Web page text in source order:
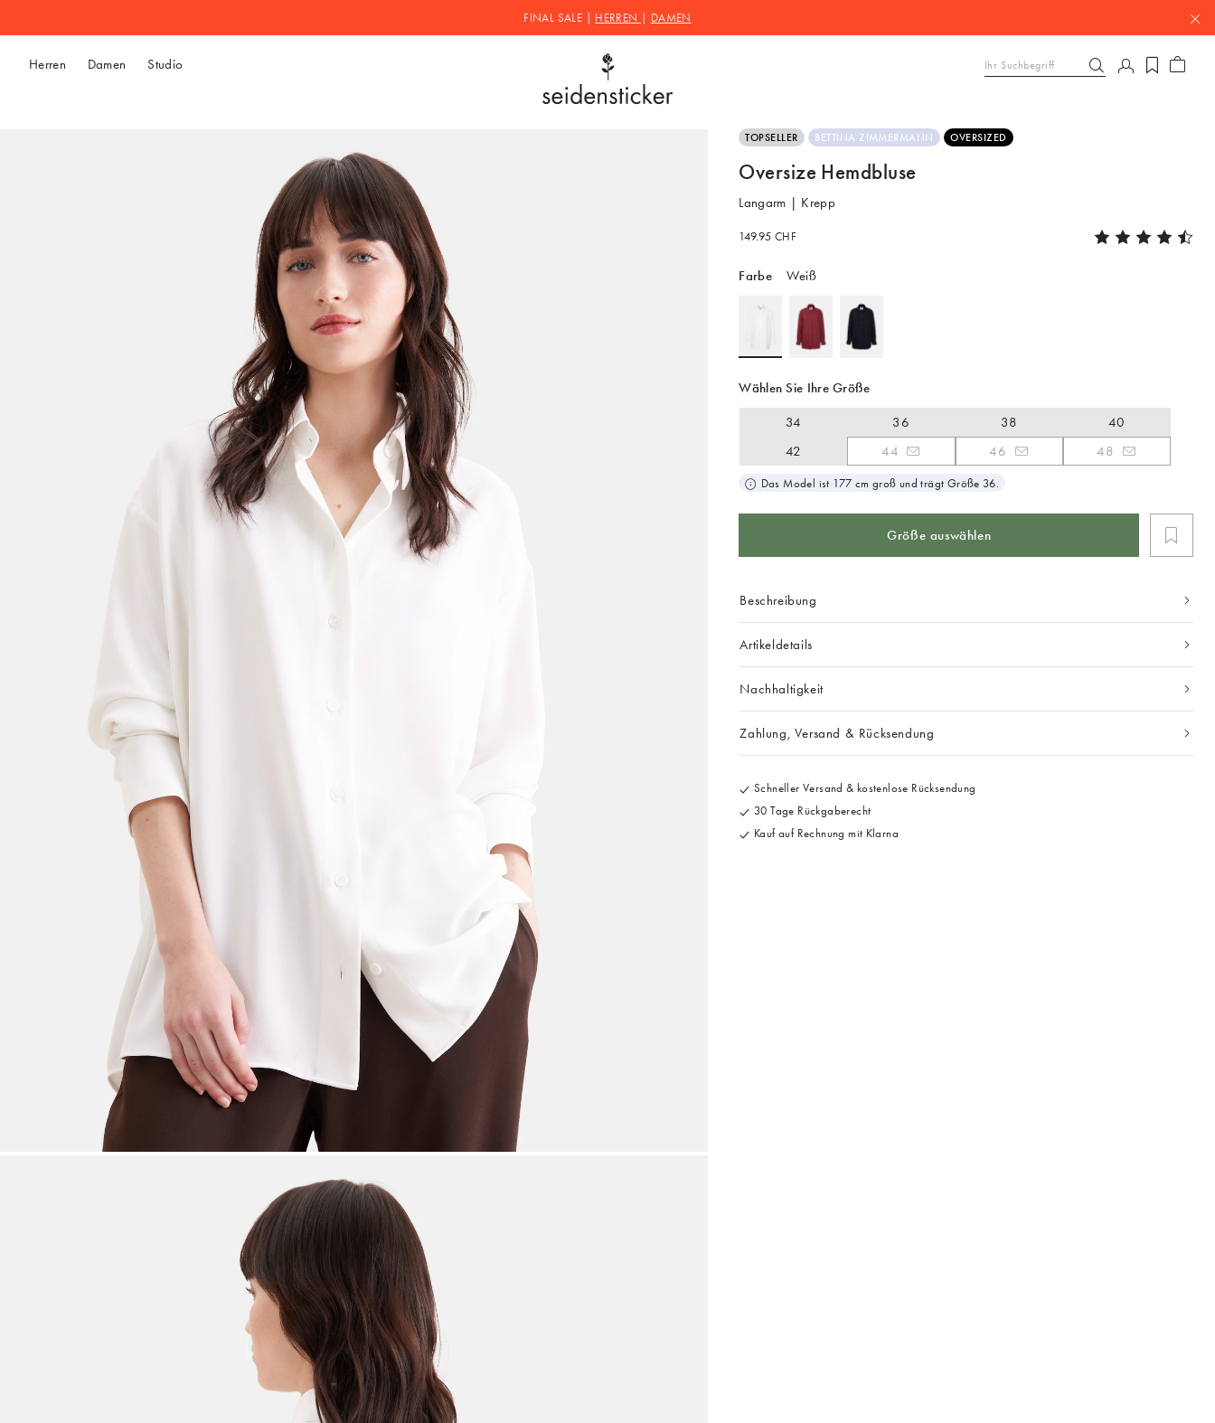
FINAL SALE | HERREN DAMEN
Herren Damen Studio
TOPSELLER BETTINA ZIMMERMANN OVERSIZED
Oversize Hemdbluse
Langarm | Krepp
149.95 CHF
Farbe Weiß
Wählen Sie Ihre Größe
34 36 38
40
42
44 46 48
Das Model ist 177 cm groß und trägt Größe 36.
Größe auswählen
Beschreibung
Artikeldetails
Nachhaltigkeit
Zahlung, Versand & Rücksendung
Schneller Versand & kostenlose Rücksendung
30 Tage Rückgaberecht
Kauf auf Rechnung mit Klarna